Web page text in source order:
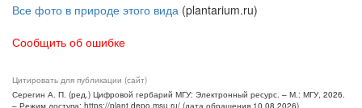
Все фото в природе этого вида (plantarium.ru)
Сообщить об ошибке
Цитировать для публикации (сайт)
Серегин А. П. (ред.) Цифровой гербарий МГУ: Электронный ресурс. – М.: МГУ, 2026.
– Режим доступа: https://plant.depo.msu.ru/ (дата обращения 10.08.2026)